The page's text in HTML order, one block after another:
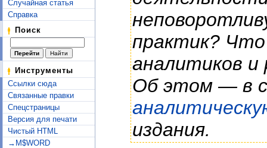
Случайная статья
Справка
Поиск
Инструменты
Ссылки сюда
Связанные правки
Спецстраницы
Версия для печати
Чистый HTML
→M$WORD
практик?
аналитиков и
Об этом — в
издания.